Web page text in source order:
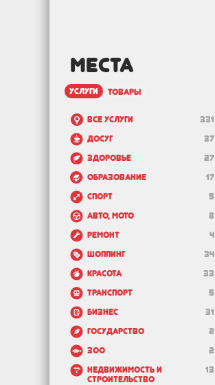
МЕСТА
услуги товары
331
Все услуги
37
Досуг
27
Здоровье
17
Образование
5
Спорт
8
Авто, мото
4
Ремонт
34
Шоппинг
33
Красота
5
Транспорт
31
Бизнес
2
Государство
2
Зоо
13
Недвижимость и
строительство